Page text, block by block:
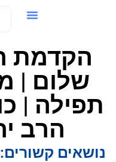
הקדמת
שלום |
|
הרב
קשורים: